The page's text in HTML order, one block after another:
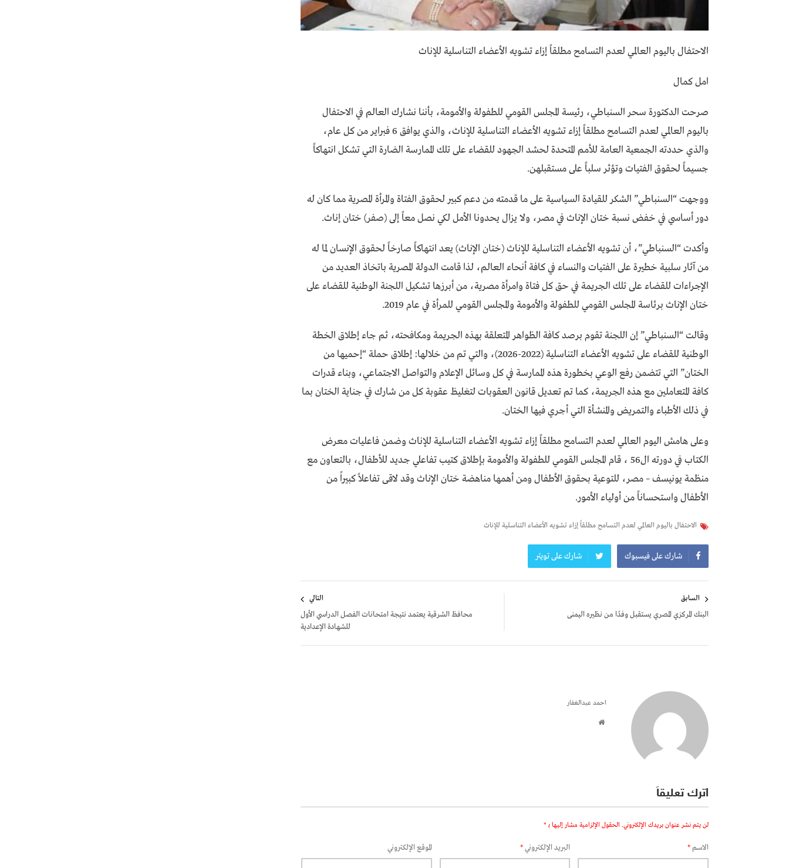
الاحتفال باليوم العالمي لعدم التسامح مطلقاً إزاء تشويه الأعضاء التناسلية للإناث
امل كمال
صرحت الدكتورة سحر السنباطي، رئيسة المجلس القومي للطفولة والأمومة، بأننا نشارك العالم في الاحتفال
باليوم العالمي لعدم التسامح مطلقاً إزاء تشويه الأعضاء التناسلية للإناث، والذي يوافق 6 فبراير من كل عام،
والذي حددته الجمعية العامة للأمم المتحدة لحشد الجهود للقضاء على تلك الممارسة الضارة التي تشكل انتهاكاً
جسيماً لحقوق الفتيات وتؤثر سلباً على مستقبلهن.
ووجهت “السنباطي” الشكر للقيادة السياسية على ما قدمته من دعم كبير لحقوق الفتاة والمرأة المصرية مما كان له
دور أساسي في خفض نسبة ختان الإناث في مصر، ولا يزال يحدونا الأمل لكي نصل معاً إلى (صفر) ختان إناث.
وأكدت “السنباطي”، أن تشويه الأعضاء التناسلية للإناث (ختان الإناث) يعد انتهاكاً صارخاً لحقوق الإنسان لما له
من آثار سلبية خطيرة على الفتيات والنساء في كافة أنحاء العالم، لذا قامت الدولة المصرية باتخاذ العديد من
الإجراءات للقضاء على تلك الجريمة في حق كل فتاة وامرأة مصرية، من أبرزها تشكيل اللجنة الوطنية للقضاء على
ختان الإناث برئاسة المجلس القومي للطفولة والأمومة والمجلس القومي للمرأة في عام 2019.
وقالت “السنباطي” إن اللجنة تقوم برصد كافة الظواهر المتعلقة بهذه الجريمة ومكافحته، ثم جاء إطلاق الخطة
الوطنية للقضاء على تشويه الأعضاء التناسلية (2022-2026)، والتي تم من خلالها: إطلاق حملة “إحميها من
الختان” التي تتضمن رفع الوعي بخطورة هذه الممارسة في كل وسائل الإعلام والتواصل الاجتماعي، وبناء قدرات
كافة المتعاملين مع هذه الجريمة، كما تم تعديل قانون العقوبات لتغليظ عقوبة كل من شارك في جناية الختان بما
في ذلك الأطباء والتمريض والمنشأة التي أجري فيها الختان.
وعلى هامش اليوم العالمي لعدم التسامح مطلقاً إزاء تشويه الأعضاء التناسلية للإناث وضمن فاعليات معرض
الكتاب في دورته ال56 ، قام المجلس القومي للطفولة والأمومة بإطلاق كتيب تفاعلي جديد للأطفال، بالتعاون مع
منظمة يونيسف – مصر، للتوعية بحقوق الأطفال ومن أهمها مناهضة ختان الإناث وقد لاقى تفاعلاً كبيراً من
الأطفال واستحساناً من أولياء الأمور.
الاحتفال باليوم العالمي لعدم التسامح مطلقاً إزاء تشويه الأعضاء التناسلية للإناث
شارك على فيسبوك شارك على تويتر
المقالات
السابق
البنك المركزي المصري يستقبل وفدًا من نظيره اليمنى
التالي
محافظ الشرقية يعتمد نتيجة امتحانات الفصل الدراسي الأول
للشهادة الإعدادية
احمد عبدالغفار
اترك تعليقاً
لن يتم نشر عنوان بريدك الإلكتروني. الحقول الإلزامية مشار إليها بـ *
الاسم* البريد الإلكتروني* الموقع الإلكتروني